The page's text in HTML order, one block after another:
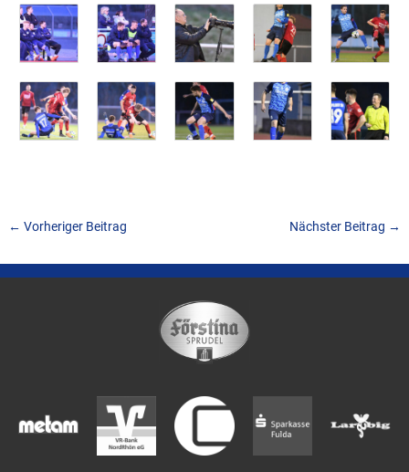
← Vorheriger Beitrag Nächster Beitrag →